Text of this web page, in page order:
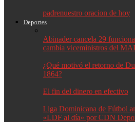
padrenuestro oracion de hoy
Deportes
Abinader cancela 29
cambia viceministros del
¿Qué motivó el retorno de
1864?
El fin del dinero en efectivo
Liga Dominicana de Fútbol
«LDF al día» por CDN